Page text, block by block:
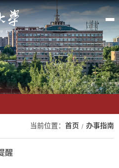
当前位置： 首页 办事指南
醒